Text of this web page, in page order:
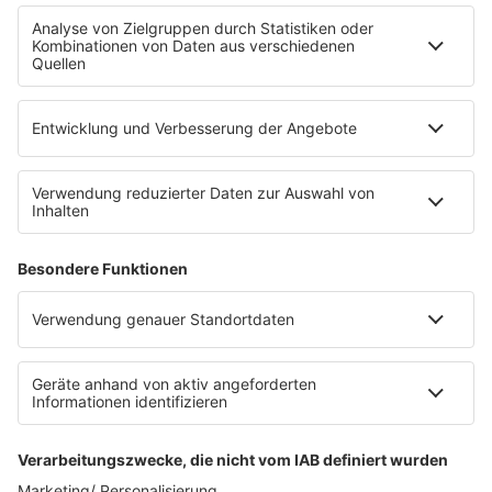
Fahrradparkhaus
Die Uniklinik Tübingen hat ein neues Fahrradparkhaus
eröffnet. Direkt an der Medizinischen Klinik bietet es
E-Bikes über eine Photovoltaikanlage auf dem …
Impressum
Datenschutzerklärung